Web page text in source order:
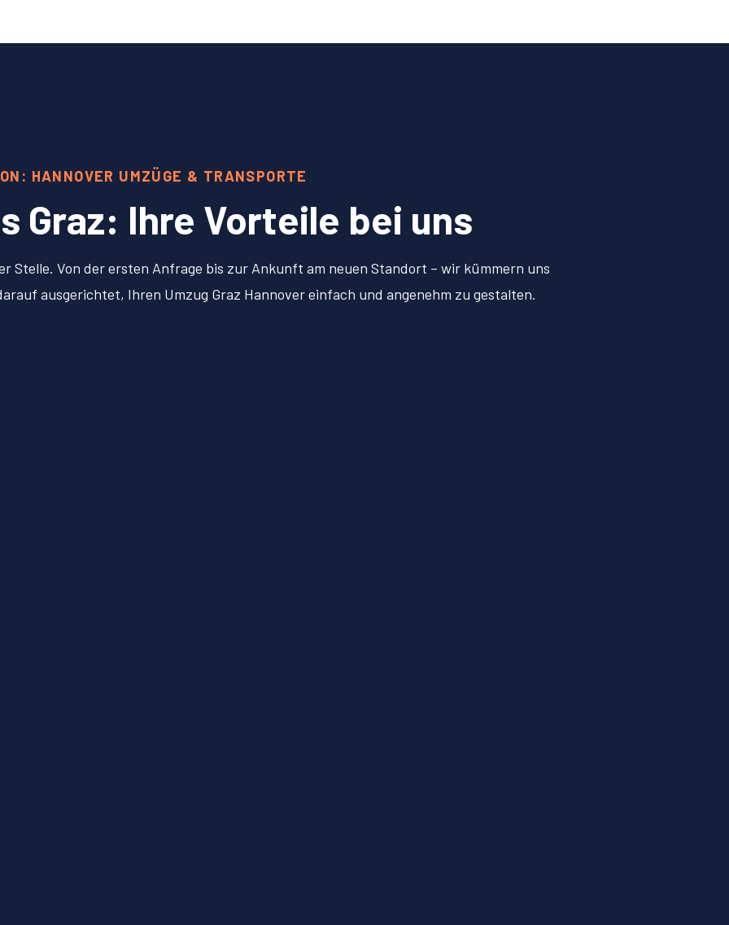
HANNOVER UMZÜGE & TRANSPORTE
Graz: Ihre Vorteile bei uns
Stelle. Von der ersten Anfrage bis zur Ankunft am neuen Standort – wir kümmern uns
ausgerichtet, Ihren Umzug Graz Hannover einfach und angenehm zu gestalten.